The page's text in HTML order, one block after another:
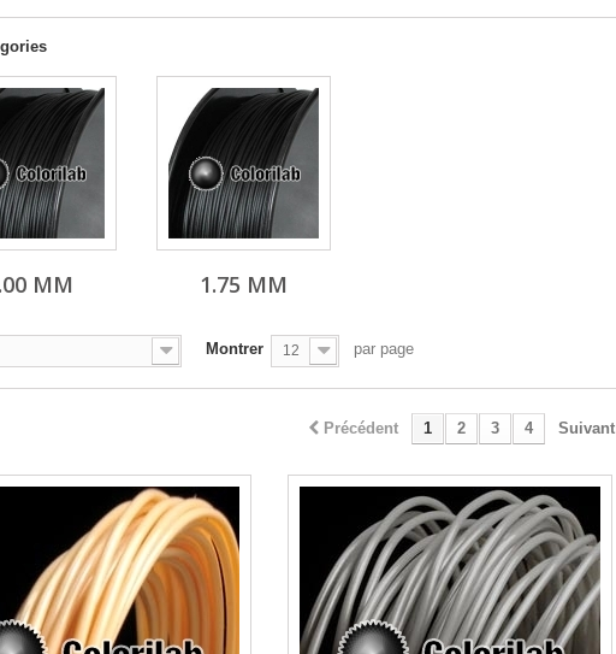
MM 1.75 MM
Montrer 12 par page
Précédent 1 2 3 4 Suivant